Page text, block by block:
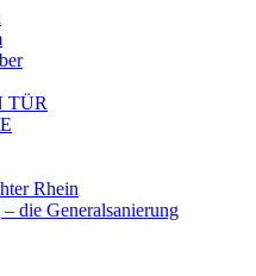
TÜR
Rhein
die Generalsanierung